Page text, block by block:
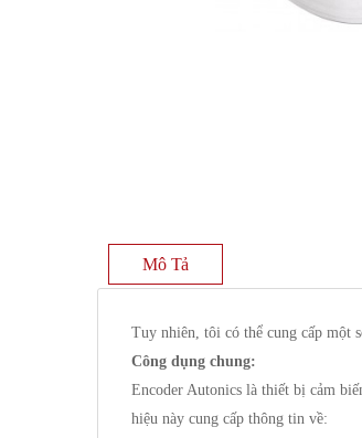
Mô Tả
Tuy nhiên, tôi có thể cung cấp một
Công dụng chung:
Encoder Autonics là thiết bị cảm
hiệu này cung cấp thông tin về: